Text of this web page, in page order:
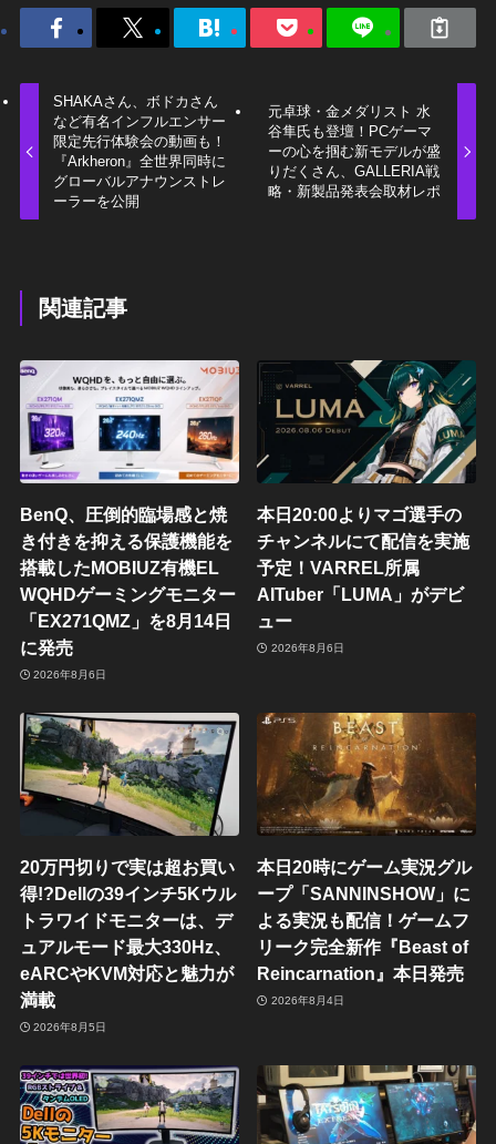
SHAKAさん、ボドカさん
など有名インフルエンサー
限定先行体験会の動画も！
『Arkheron』全世界同時に
グローバルアナウンストレ
ーラーを公開
元卓球・金メダリスト 水
谷隼氏も登壇！PCゲーマ
ーの心を掴む新モデルが盛
りだくさん、GALLERIA戦
略・新製品発表会取材レポ
関連記事
BenQ、圧倒的臨場感と焼
き付きを抑える保護機能を
搭載したMOBIUZ有機EL
WQHDゲーミングモニター
「EX271QMZ」を8月14日
に発売
2026年8月6日
本日20:00よりマゴ選手の
チャンネルにて配信を実施
予定！VARREL所属
AITuber「LUMA」がデビ
ュー
2026年8月6日
20万円切りで実は超お買い
得!?Dellの39インチ5Kウル
トラワイドモニターは、デ
ュアルモード最大330Hz、
eARCやKVM対応と魅力が
満載
2026年8月5日
本日20時にゲーム実況グル
ープ「SANNINSHOW」に
よる実況も配信！ゲームフ
リーク完全新作『Beast of
Reincarnation』本日発売
2026年8月4日